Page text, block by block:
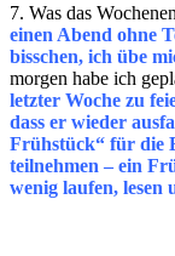
7. Was das
einen Abend ohne
bisschen, ich übe
morgen habe ich
letzter Woche zu
dass er wieder
Frühstück“ für die
teilnehmen – ein
wenig laufen, lesen